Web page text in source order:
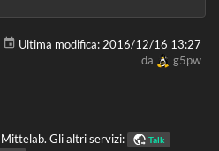
Ultima modifica: 2016/12/16 13:27
da
g5pw
Gli altri servizi:
Talk